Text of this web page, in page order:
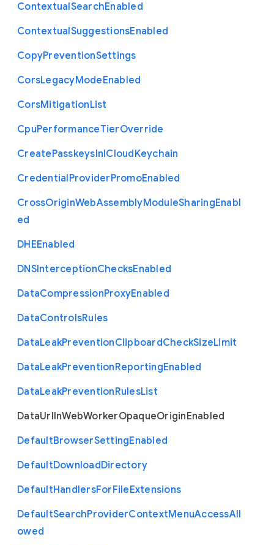
ContextualSearchEnabled
ContextualSuggestionsEnabled
CopyPreventionSettings
CorsLegacyModeEnabled
CorsMitigationList
CpuPerformanceTierOverride
CreatePasskeysInICloudKeychain
CredentialProviderPromoEnabled
CrossOriginWebAssemblyModuleSharingEnabl
ed
DHEEnabled
DNSInterceptionChecksEnabled
DataCompressionProxyEnabled
DataControlsRules
DataLeakPreventionClipboardCheckSizeLimit
DataLeakPreventionReportingEnabled
DataLeakPreventionRulesList
DataUrlInWebWorkerOpaqueOriginEnabled
DefaultBrowserSettingEnabled
DefaultDownloadDirectory
DefaultHandlersForFileExtensions
DefaultSearchProviderContextMenuAccessAll
owed